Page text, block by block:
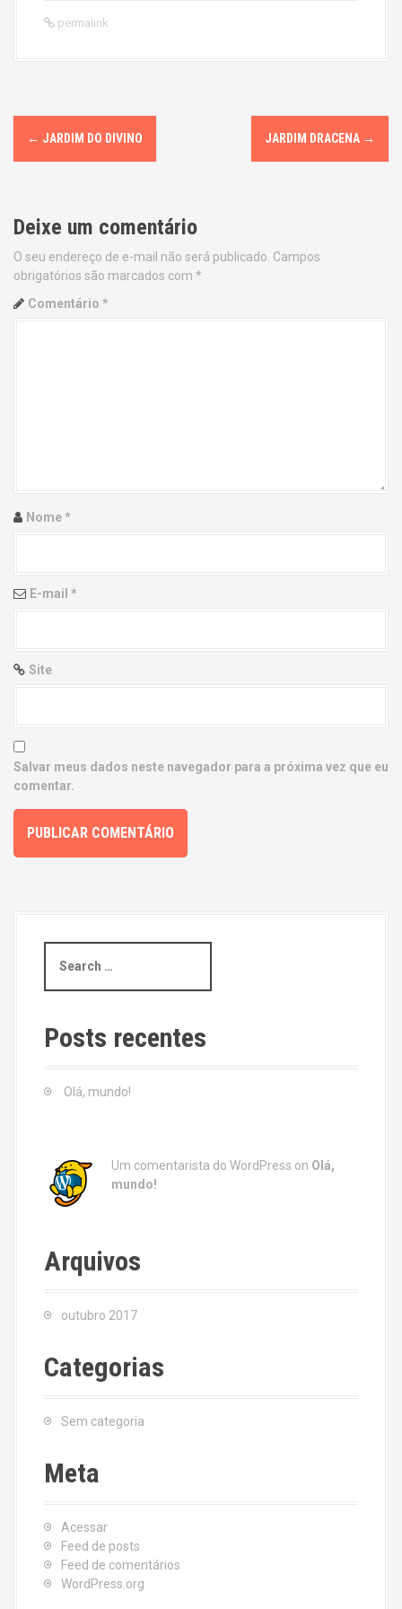
permalink
P
o
t
n
a
i
n
← JARDIM DO DIVINO JARDIM DRACENA →
Deixe um comentário
O seu endereço de e-mail não será publicado. Campos
obrigatórios são marcados com *
Comentário *
Nome*
E-mail *
Site
Salvar meus dados neste navegador para a próxima vez que eu
comentar.
a
c
h
Posts recentes
Olá, mundo!
Um comentarista do WordPress on Olá,
mundo!
Arquivos
outubro 2017
Categorias
Sem categoria
Meta
Acessar
Feed de posts
Feed de comentários
WordPress.org